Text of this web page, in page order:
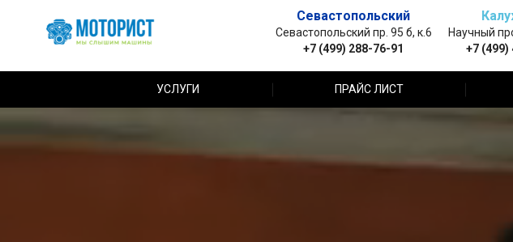
Севастопольский
Севастопольский пр. 95 б, к.6
+7 (499) 288-76-91
Научный
+7 (499)
УСЛУГИ ПРАЙС ЛИСТ